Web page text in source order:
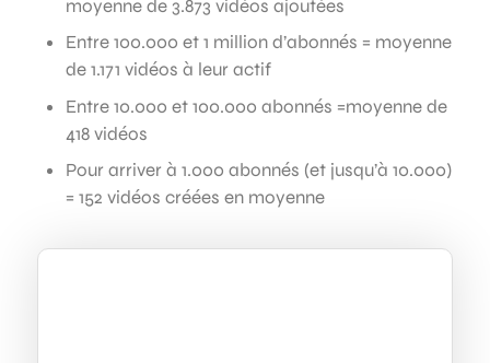
moyenne de 3.873 vidéos ajoutées
Entre 100.000 et 1 million d’abonnés = moyenne
de 1.171 vidéos à leur actif
Entre 10.000 et 100.000 abonnés =moyenne de
418 vidéos
Pour arriver à 1.000 abonnés (et jusqu’à 10.000)
= 152 vidéos créées en moyenne